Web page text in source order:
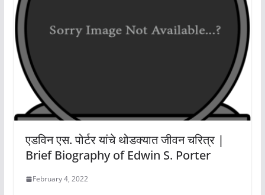
एडविन एस. पोर्टर यांचे थोडक्यात जीवन चरित्र |
Brief Biography of Edwin S. Porter
February 4, 2022